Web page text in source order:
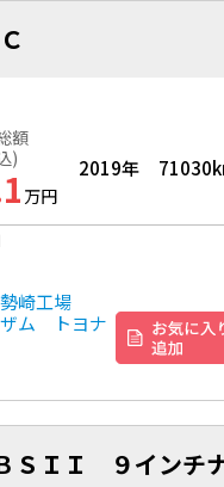
額
)
万円
2019年
勢崎工場
ザム トヨナ
ＳＩＩ ９インチ